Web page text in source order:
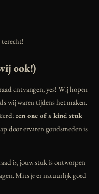
ook!)
ontvangen, yes! Wij hopen
wij waren tijdens het maken.
een one of a kind stuk
door ervaren goudsmeden is
is, jouw stuk is ontworpen
Mits je er natuurlijk goed